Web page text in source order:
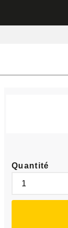
Quantité